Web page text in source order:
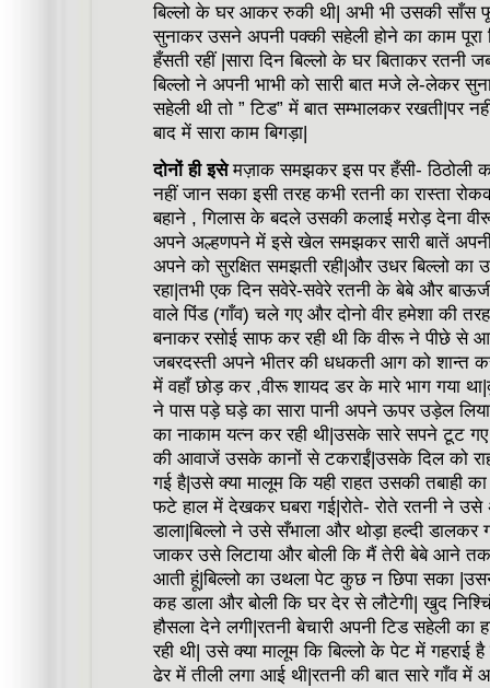
बिल्लो के घर आकर रुकी थी| अभी भी उसकी साँस
सुनाकर उसने अपनी पक्की सहेली होने का काम पूरा
हँसती रहीं |सारा दिन बिल्लो के घर बिताकर
बिल्लो ने अपनी भाभी को सारी बात मजे ले-लेकर
सहेली थी तो ” टिड” में बात सम्भालकर रखती|पर
बाद में सारा काम बिगड़ा|
दोनों ही इसेमज़ाक समझकर इस पर हँसी- ठिठोली
नहीं जान सका इसी तरह कभी रतनी का रास्ता
बहाने , गिलास के बदले उसकी कलाई मरोड़ देना
अपने अल्हणपने में इसे खेल समझकर सारी बातें
अपने को सुरक्षित समझती रही|और उधर बिल्लो
रहा|तभी एक दिन सवेरे-सवेरे रतनी के बेबे और
वाले पिंड (गाँव) चले गए और दोनो वीर हमेशा की
बनाकर रसोई साफ कर रही थी कि वीरू ने पीछे
जबरदस्ती अपने भीतर की धधकती आग को शान्त
में वहाँ छोड़ कर ,वीरू शायद डर के मारे भाग गया
ने पास पड़े घड़े का सारा पानी अपने ऊपर उड़ेल
का नाकाम यत्न कर रही थी|उसके सारे सपने टूट
की आवाजें उसके कानों से टकराईं|उसके दिल को
गई है|उसे क्या मालूम कि यही राहत उसकी तबाही
फटे हाल में देखकर घबरा गई|रोते- रोते रतनी ने उसे
डाला|बिल्लो ने उसे सँभाला और थोड़ा हल्दी डालकर
जाकर उसे लिटाया और बोली कि मैं तेरी बेबे आने
आती हूं|बिल्लो का उथला पेट कुछ न छिपा सका
कह डाला और बोली कि घर देर से लौटेगी| खुद
हौसला देने लगी|रतनी बेचारी अपनी टिड सहेली
रही थी| उसे क्या मालूम कि बिल्लो के पेट में गहराई
ढेर में तीली लगा आई थी|रतनी की बात सारे गाँव